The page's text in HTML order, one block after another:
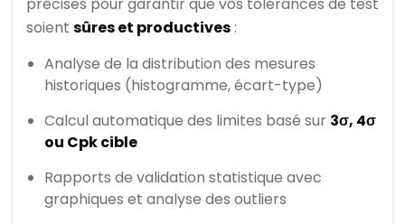
soient sûres et productives:
Analyse de la distribution des mesures
historiques (histogramme, écart-type)
Calcul automatique des limites basé sur 3σ, 4σ
ou Cpk cible
Rapports de validation statistique avec
graphiques et analyse des outliers